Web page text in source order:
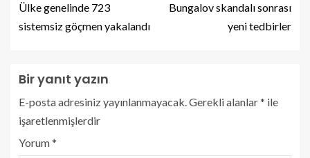
Ülke genelinde 723
sistemsiz göçmen yakalandı
Bungalov skandalı sonrası
yeni tedbirler
Bir yanıt yazın
E-posta adresiniz yayınlanmayacak.Gerekli alanlar* ile
işaretlenmişlerdir
Yorum*